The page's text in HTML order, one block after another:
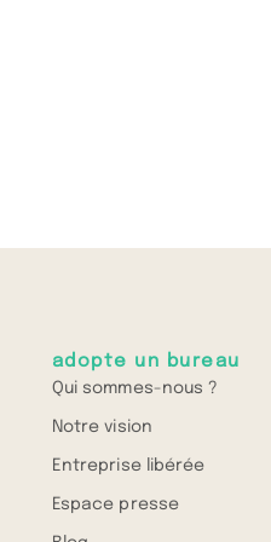
adopte un bureau
Qui sommes-nous ?
Notre vision
Entreprise libérée
Espace presse